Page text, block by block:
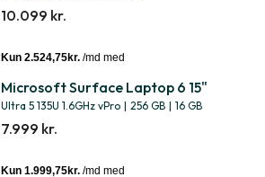
10.099 kr.
Microsoft Surface Laptop 6 15"
Ultra 5 135U 1.6GHz vPro | 256 GB | 16 GB
7.999 kr.